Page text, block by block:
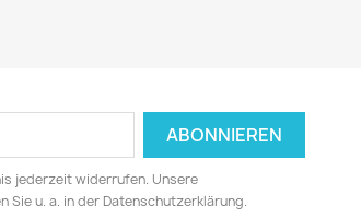
jederzeit widerrufen. Unsere
Sie u. a. in der Datenschutzerklärung.